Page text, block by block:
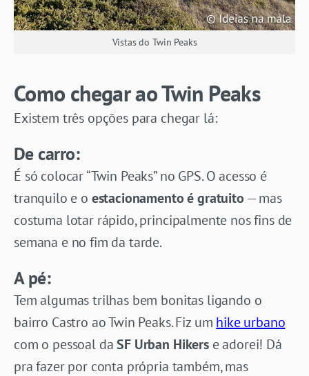
Vistas do Twin Peaks
Como chegar ao Twin Peaks
Existem três opções para chegar lá:
De carro:
É só colocar “Twin Peaks” no GPS. O acesso é
tranquilo e o estacionamento é gratuito — mas
costuma lotar rápido, principalmente nos fins de
semana e no fim da tarde.
A pé:
Tem algumas trilhas bem bonitas ligando o
bairro Castro ao Twin Peaks. Fiz um hike urbano
com o pessoal daSF Urban Hikerse adorei! Dá
pra fazer por conta própria também, mas